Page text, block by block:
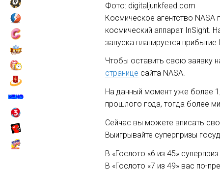
Фото: digitaljunkfeed.com
Космическое агентство
космический аппарат InSight.
запуска планируется
Чтобы оставить свою заявку
странице сайта NASA.
На данный момент уже более
прошлого года, тогда более
Сейчас вы можете вписать
Выигрывайте суперпризы
В «Гослото «6 из 45»
В «Гослото «7 из 49» вас по-